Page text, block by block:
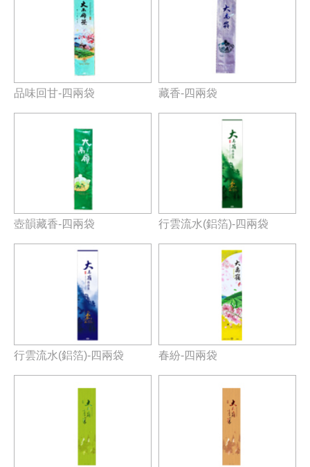
品味回甘-四兩袋 藏香-四兩袋
壺韻藏香-四兩袋 行雲流水(鋁箔)-四兩袋
行雲流水(鋁箔)-四兩袋 春紛-四兩袋